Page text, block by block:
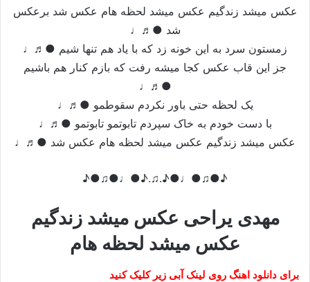
عكس میشد زندگيم عكس میشد لحظه هام عكس شد برعكس
شد ●♬♩
زمستون سرد به این خونه زد که با یاد هم تنها شیم ●♬♩
جز این قاب عکس کجا میشه رفت که بازم کنار هم باشیم
●♬♩
یک لحظه حتی باور نکردم سقوطمو ●♬♩
با دست خودم به خاک سپردم تابوتمو تابوتمو ●♬♩
عكس میشد زندگيم عكس میشد لحظه هام عكس شد ●♬♩
♪●♫●♩●♪.♫.♪●♩●♫●♪
مهدی یراحی عكس میشد زندگيم
عكس میشد لحظه هام
برای دانلود اهنگ روی لینک آبی زیر کلیک کنید